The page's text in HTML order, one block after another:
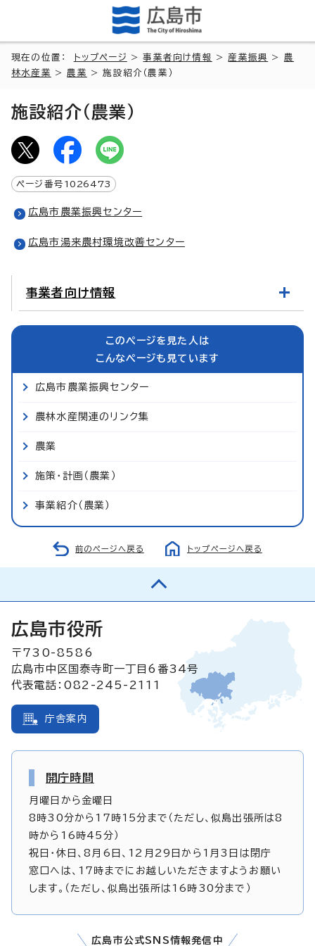
現在の位置： トップページ >事業者向け情報 > 産業振興 > 農
林水産業
> 農業 > 施設紹介（農業）
施設紹介（農業）
ページ番号 1026473
広島市農業振興センター
広島市湯来農村環境改善センター
事業者向け情報
このページを見た人は
こんなページも見ています
広島市農業振興センター
農林水産関連のリンク集
農業
施策・計画（農業）
事業紹介（農業）
前のページへ戻る トップページへ戻る
広島市役所
〒730-8586
広島市中区国泰寺町一丁目6番34号
代表電話：082-245-2111
庁舎案内
開庁時間
月曜日から金曜日
8時30分から17時15分まで（ただし、似島出張所は8
時から16時45分）
祝日・休日、8月6日、12月29日から1月3日は閉庁
窓口へは、17時までにお越しいただきますようお願い
します。（ただし、似島出張所は16時30分まで）
広島市公式SNS情報発信中